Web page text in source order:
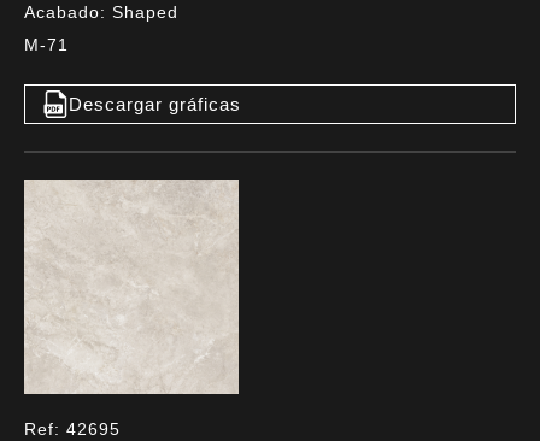
Acabado: Shaped
M-71
Descargar gráficas
Ref: 42695